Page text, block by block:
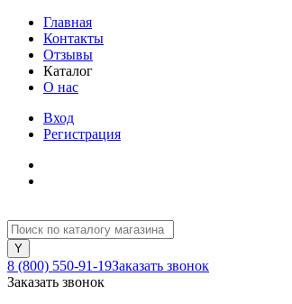
Главная
Контакты
Отзывы
Каталог
О нас
Вход
Регистрация
8 (800) 550-91-19Заказать звонок
Заказать звонок